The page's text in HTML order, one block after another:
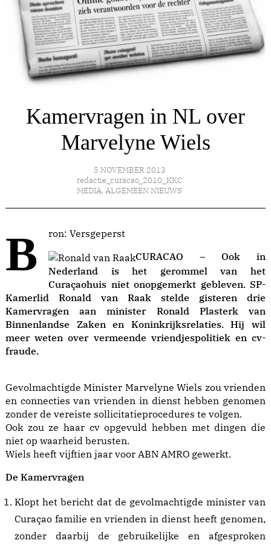
Kamervragen in NL over
Marvelyne Wiels
5 NOVEMBER 2013
redactie_curacao_2010_KKC
MEDIA, ALGEMEEN NIEUWS
Bron: Versgeperst
CURACAO – Ook in
Nederland is het gerommel van het
Curaçaohuis niet onopgemerkt gebleven. SP-
Kamerlid Ronald van Raak stelde gisteren drie
Kamervragen aan minister Ronald Plasterk van
Binnenlandse Zaken en Koninkrijksrelaties. Hij wil
meer weten over vermeende vriendjespolitiek en cv-
fraude.
Gevolmachtigde Minister Marvelyne Wiels zou vrienden
en connecties van vrienden in dienst hebben genomen
zonder de vereiste sollicitatieprocedures te volgen.
Ook zou ze haar cv opgevuld hebben met dingen die
niet op waarheid berusten.
Wiels heeft vijftien jaar voor ABN AMRO gewerkt.
De Kamervragen
Klopt het bericht dat de gevolmachtigde minister van
Curaçao familie en vrienden in dienst heeft genomen,
zonder daarbij de gebruikelijke en afgesproken